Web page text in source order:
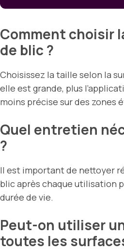
Comment choisir
de blic ?
Choisissez la taille selon la
elle est grande, plus
moins précise sur des zones
Quel entretien
?
Il est important de nettoyer
blic après chaque utilisation
durée de vie.
Peut-on utiliser
toutes les